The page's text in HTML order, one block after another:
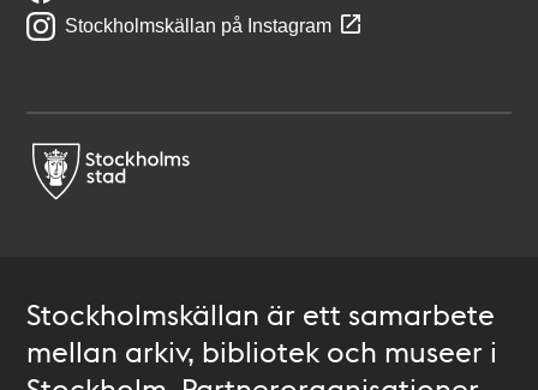
Stockholmskällan på Instagram
Stockholmskällan är ett samarbete
mellan arkiv, bibliotek och museer i